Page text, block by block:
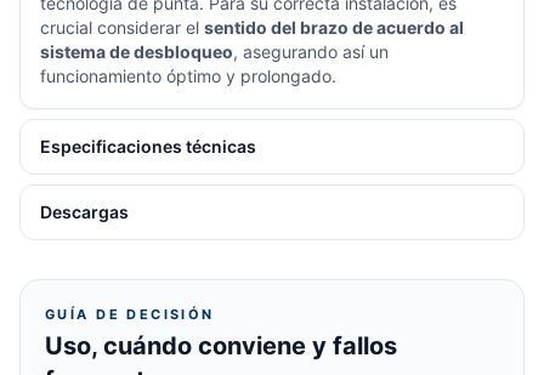
crucial considerar el sentido del brazo de acuerdo al
sistema de desbloqueo, asegurando así un
funcionamiento óptimo y prolongado.
Especificaciones técnicas
Descargas
GUÍA DE DECISIÓN
Uso, cuándo conviene y fallos